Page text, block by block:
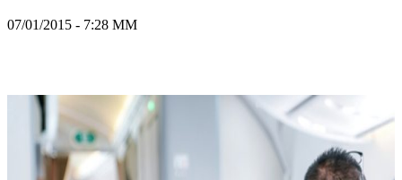
07/01/2015 - 7:28 ΜΜ